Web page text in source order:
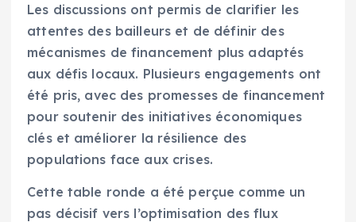
Les discussions ont permis de clarifier les
attentes des bailleurs et de définir des
mécanismes de financement plus adaptés
aux défis locaux. Plusieurs engagements ont
été pris, avec des promesses de financement
pour soutenir des initiatives économiques
clés et améliorer la résilience des
populations face aux crises.
Cette table ronde a été perçue comme un
pas décisif vers l’optimisation des flux